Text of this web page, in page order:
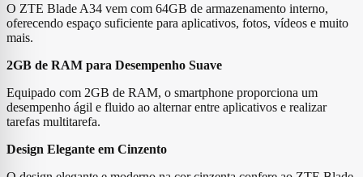
O ZTE Blade A34 vem com 64GB de armazenamento interno,
oferecendo espaço suficiente para aplicativos, fotos, vídeos e muito
mais.
2GB de RAM para Desempenho Suave
Equipado com 2GB de RAM, o smartphone proporciona um
desempenho ágil e fluido ao alternar entre aplicativos e realizar
tarefas multitarefa.
Design Elegante em Cinzento